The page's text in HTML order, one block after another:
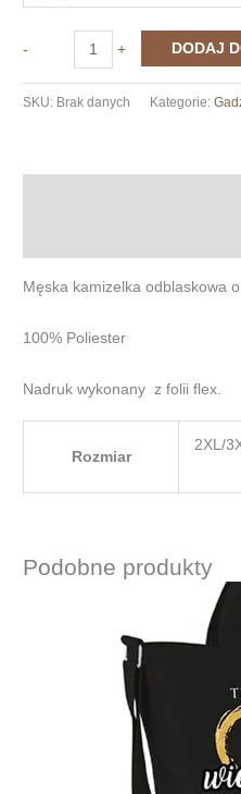
-
Kamizelka
odblaskowa
+ DODAJ
SKU: Brak danych Kategorie:
Męska kamizelka odblaskowa
100% Poliester
Nadruk wykonany z folii flex.
Rozmiar
2XL/
Podobne produkty